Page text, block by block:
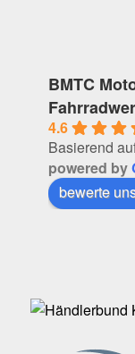
BMTC
4.6
Basierend
powered by
bewerte